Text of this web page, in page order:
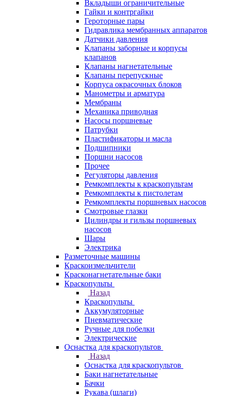
Вкладыши ограничительные
Гайки и контргайки
Героторные пары
Гидравлика мембранных аппаратов
Датчики давления
Клапаны заборные и корпусы
клапанов
Клапаны нагнетательные
Клапаны перепускные
Корпуса окрасочных блоков
Манометры и арматура
Мембраны
Механика приводная
Насосы поршневые
Патрубки
Пластификаторы и масла
Подшипники
Поршни насосов
Прочее
Регуляторы давления
Ремкомплекты к краскопультам
Ремкомплекты к пистолетам
Ремкомплекты поршневых насосов
Смотровые глазки
Цилиндры и гильзы поршневых
насосов
Шары
Электрика
Разметочные машины
Краскоизмельчители
Красконагнетательные баки
Краскопульты
Назад
Краскопульты
Аккумуляторные
Пневматические
Ручные для побелки
Электрические
Оснастка для краскопультов
Назад
Оснастка для краскопультов
Баки нагнетательные
Бачки
Рукава (шлаги)